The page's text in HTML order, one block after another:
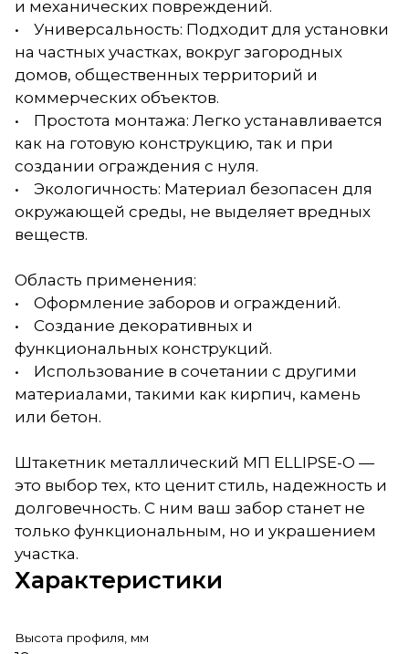
и механических повреждений.
• Универсальность: Подходит для установки
на частных участках, вокруг загородных
домов, общественных территорий и
коммерческих объектов.
• Простота монтажа: Легко устанавливается
как на готовую конструкцию, так и при
создании ограждения с нуля.
• Экологичность: Материал безопасен для
окружающей среды, не выделяет вредных
веществ.
Область применения:
• Оформление заборов и ограждений.
• Создание декоративных и
функциональных конструкций.
• Использование в сочетании с другими
материалами, такими как кирпич, камень
или бетон.
Штакетник металлический МП ELLIPSE-O —
это выбор тех, кто ценит стиль, надежность и
долговечность. С ним ваш забор станет не
только функциональным, но и украшением
участка.
Характеристики
Высота профиля, мм